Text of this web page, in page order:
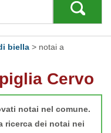
biella > notai a
Cervo
notai nel comune.
ricerca dei notai nei